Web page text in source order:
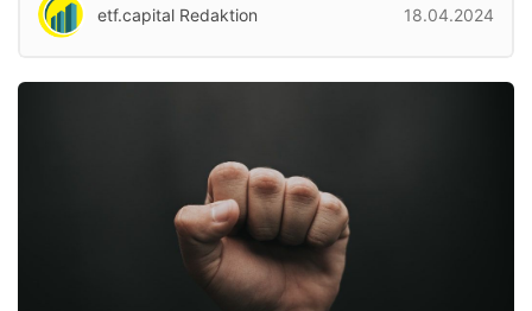
etf.capital Redaktion 18.04.2024